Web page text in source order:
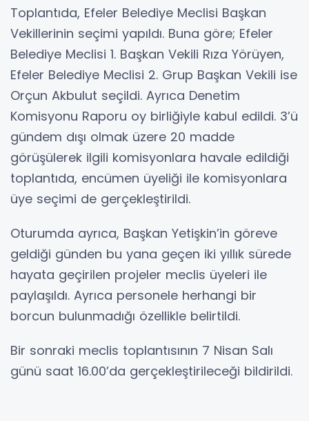
Toplantıda, Efeler Belediye Meclisi Başkan
Vekillerinin seçimi yapıldı. Buna göre; Efeler
Belediye Meclisi 1. Başkan Vekili Rıza Yörüyen,
Efeler Belediye Meclisi 2. Grup Başkan Vekili ise
Orçun Akbulut seçildi. Ayrıca Denetim
Komisyonu Raporu oy birliğiyle kabul edildi. 3’ü
gündem dışı olmak üzere 20 madde
görüşülerek ilgili komisyonlara havale edildiği
toplantıda, encümen üyeliği ile komisyonlara
üye seçimi de gerçekleştirildi.
Oturumda ayrıca, Başkan Yetişkin’in göreve
geldiği günden bu yana geçen iki yıllık sürede
hayata geçirilen projeler meclis üyeleri ile
paylaşıldı. Ayrıca personele herhangi bir
borcun bulunmadığı özellikle belirtildi.
Bir sonraki meclis toplantısının 7 Nisan Salı
günü saat 16.00’da gerçekleştirileceği bildirildi.